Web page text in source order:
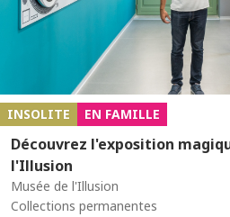
INSOLITE EN FAMILLE
Découvrez l'exposition
l'Illusion
Musée de l'Illusion
Collections permanentes